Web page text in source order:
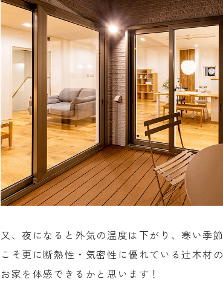
又、夜になると外気の温度は下がり、寒い季節
こそ更に断熱性・気密性に優れている辻木材の
お家を体感できるかと思います！